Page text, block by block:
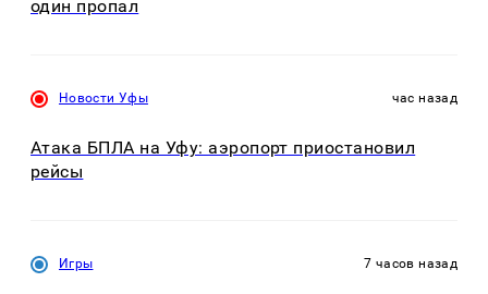
один пропал
Новости Уфы час назад
Атака БПЛА на Уфу: аэропорт приостановил
рейсы
Игры 7 часов назад